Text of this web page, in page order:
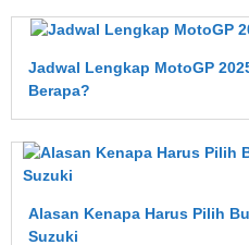
yang
Cepat
Aus?
Ini
Penjelasan
Lengkapnya
Jadwal Lengkap MotoGP
Berapa?
Alasan Kenapa Harus Pilih
Suzuki